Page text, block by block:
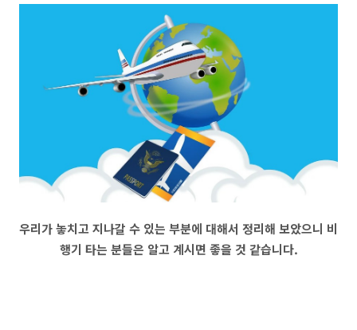
우리가 놓치고 지나갈 수 있는 부분에 대해서 정리해 보았으니 비
행기 타는 분들은 알고 계시면 좋을 것 같습니다.